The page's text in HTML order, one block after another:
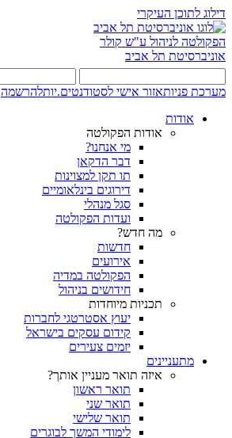
דילוג לתוכן העיקרי
הפקולטה לניהול ע"ש קולר
אוניברסיטת תל אביב
מערכת פניותאזור אישי לסטודנטים.יותלהרשמה
אודות
אודות הפקולטה
מי אנחנו?
דבר הדקאן
תו תקן למצוינות
דירוגים בינלאומיים
סגל מנהלי
ועדות הפקולטה
מה חדש?
חדשות
אירועים
הפקולטה במדיה
חידושים בניהול
תכניות מיוחדות
יעוץ אסטרטגי לחברות
קידום עסקים בישראל
יזמים צעירים
מתעניינים
איזה תואר מעניין אותך?
תואר ראשון
תואר שני
תואר שלישי
לימודי המשך לבוגרים